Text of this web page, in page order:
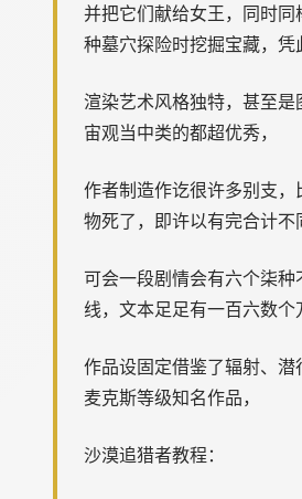
并把它们献给女王，同时同
种墓穴探险时挖掘宝藏，凭
渲染艺术风格独特，甚至是
宙观当中类的都超优秀，
作者制造作讫很许多别支，
物死了，即许以有完合计不
可会一段剧情会有六个柒种
线，文本足足有一百六数个
作品设固定借鉴了辐射、潜
麦克斯等级知名作品，
沙漠追猎者教程：